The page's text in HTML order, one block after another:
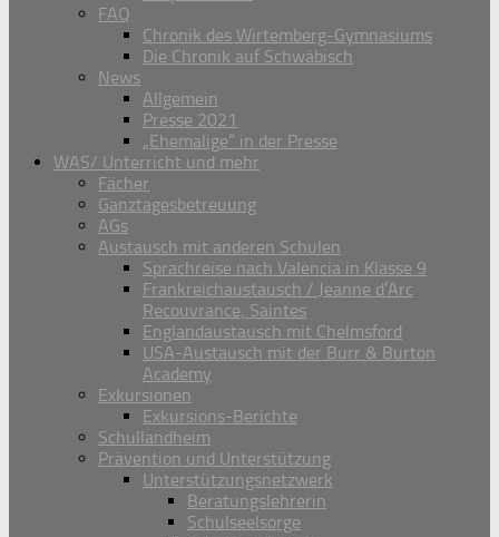
FAQ
Chronik des Wirtemberg-Gymnasiums
Die Chronik auf Schwäbisch
News
Allgemein
Presse 2021
„Ehemalige“ in der Presse
WAS/ Unterricht und mehr
Fächer
Ganztagesbetreuung
AGs
Austausch mit anderen Schulen
Sprachreise nach Valencia in Klasse 9
Frankreichaustausch / Jeanne d’Arc
Recouvrance, Saintes
Englandaustausch mit Chelmsford
USA-Austausch mit der Burr & Burton
Academy
Exkursionen
Exkursions-Berichte
Schullandheim
Prävention und Unterstützung
Unterstützungsnetzwerk
Beratungslehrerin
Schulseelsorge